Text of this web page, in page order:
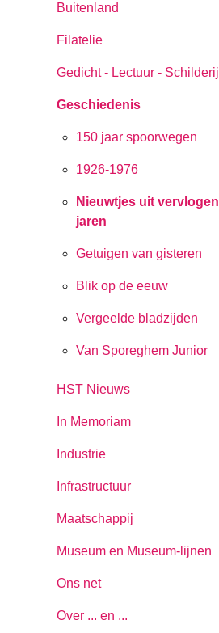
Buitenland
Filatelie
Gedicht - Lectuur - Schilderij
Geschiedenis
150 jaar spoorwegen
1926-1976
Nieuwtjes uit vervlogen
jaren
Getuigen van gisteren
Blik op de eeuw
Vergeelde bladzijden
Van Sporeghem Junior
HST Nieuws
In Memoriam
Industrie
Infrastructuur
Maatschappij
Museum en Museum-lijnen
Ons net
Over ... en ...